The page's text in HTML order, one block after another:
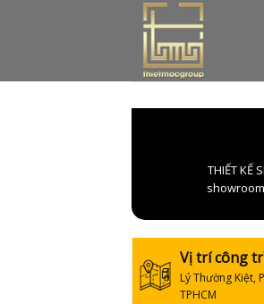
THIẾT KẾ
Vị trí công
Lý Thường Kiệt,
TPHCM